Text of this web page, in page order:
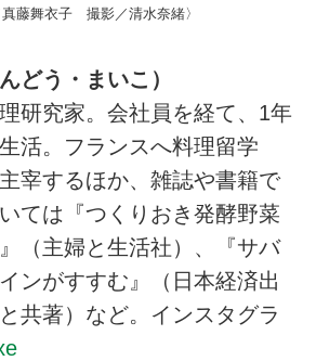
真藤舞衣子 撮影／清水奈緒〉
どう・まいこ）
研究家。会社員を経て、1年
活。フランスへ料理留学
宰するほか、雑誌や書籍で
ては『つくりおき発酵野菜
（主婦と生活社）、『サバ
ンがすすむ』（日本経済出
共著）など。インスタグラ